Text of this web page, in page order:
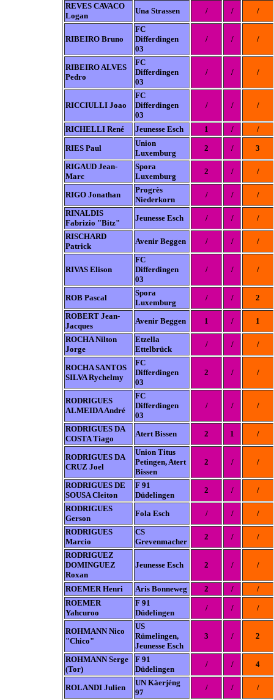
REVES CAVACO
Logan
Una Strassen / / /
RIBEIRO Bruno
FC
Differdingen
03
/ / /
RIBEIRO ALVES
Pedro
FC
Differdingen
03
/ / /
RICCIULLI Joao
FC
Differdingen
03
/ / /
RICHELLI René Jeunesse Esch 1 / /
RIES Paul
Union
Luxemburg
2 /
3
RIGAUD Jean-
Marc
Spora
Luxemburg
2 / /
RIGO Jonathan
Progrès
Niederkorn
/ /
/
RINALDIS
Fabrizio "Bitz"
Jeunesse Esch / /
/
RISCHARD
Patrick
Avenir Beggen / / /
RIVAS Elison
FC
Differdingen
03
/ / /
ROB Pascal
Spora
Luxemburg
/ /
2
ROBERT Jean-
Jacques
Avenir Beggen 1 /
1
ROCHA Nilton
Jorge
Etzella
Ettelbrück
/ / /
ROCHA SANTOS
SILVA Rychelmy
FC
Differdingen
03
2 / /
RODRIGUES
ALMEIDA André
FC
Differdingen
03
/ / /
RODRIGUES DA
COSTA Tiago
Atert Bissen 2 1 /
RODRIGUES DA
CRUZ Joel
Union Titus
Petingen, Atert
Bissen
2 / /
RODRIGUES DE
SOUSA Cleiton
F 91
Düdelingen
2 /
/
RODRIGUES
Gerson
Fola Esch / /
/
RODRIGUES
Marcio
CS
Grevenmacher
2 /
/
RODRIGUEZ
DOMINGUEZ
Roxan
Jeunesse Esch 2 / /
ROEMER Henri Aris Bonneweg 2 /
/
ROEMER
Yahcuroo
F 91
Düdelingen
/ / /
ROHMANN Nico
"Chico"
US
Rümelingen,
Jeunesse Esch
3 / 2
ROHMANN Serge
(Tor)
F 91
Düdelingen
/ / 4
ROLANDI Julien
UN Käerjéng
97
/ / /